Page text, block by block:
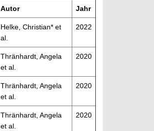
Autor Jahr
Helke, Christian* et
al.
2022
Thränhardt, Angela
et al.
2020
Thränhardt, Angela
et al.
2020
Thränhardt, Angela
et al.
2020